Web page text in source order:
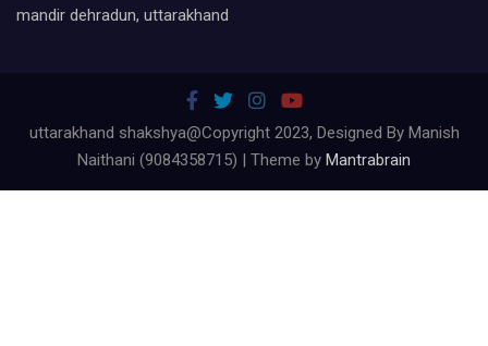
mandir dehradun, uttarakhand
uttarakhand shakshya@Copyright 2023, Designed By Manish
Naithani (9084358715) | Theme by Mantrabrain